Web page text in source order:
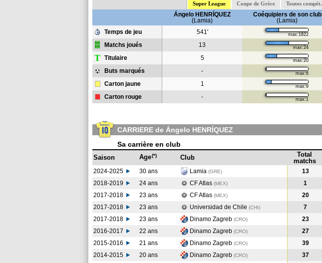
Super League Coupe de Grèce Toutes compét.
Ángelo HENRÍQUEZ
(Lamia)
Coéquipiers de son club
(Lamia)
Temps de jeu
541' max:1822
Matchs joués 13 max:24
T Titulaire 5 max:20
Buts marqués - max:6
Carton jaune 1 max:9
Carton rouge - max:1
CARRIERE de Ángelo HENRÍQUEZ
Sa carrière en club
Saison Age(*) Club
Total
matchs
2024-2025 30 ans Lamia (GRE) 13
2018-2019
24 ans CF Atlas (MEX) 1
2017-2018
23 ans CF Atlas (MEX) 20
2017-2018
23 ans Universidad de Chile (CHI) 7
2017-2018
23 ans Dinamo Zagreb (CRO) 23
2016-2017
22 ans Dinamo Zagreb (CRO) 27
2015-2016
21 ans Dinamo Zagreb (CRO) 39
2014-2015
20 ans Dinamo Zagreb (CRO) 37